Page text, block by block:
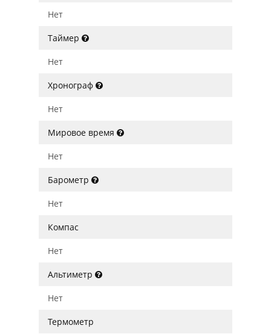
Нет
Таймер
Нет
Хронограф
Нет
Мировое время
Нет
Барометр
Нет
Компас
Нет
Альтиметр
Нет
Термометр